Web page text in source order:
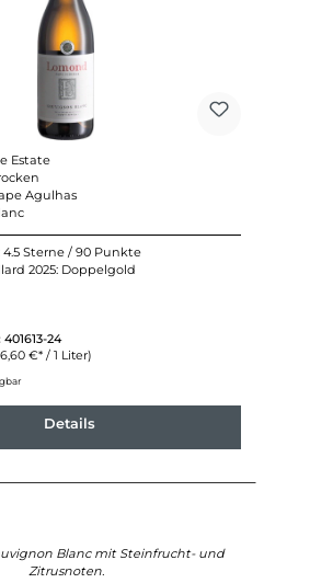
Estate
Agulhas
Sterne / 90 Punkte
2025: Doppelgold
401613-24
€* / 1 Liter)
Details
Blanc mit Steinfrucht- und
Zitrusnoten.